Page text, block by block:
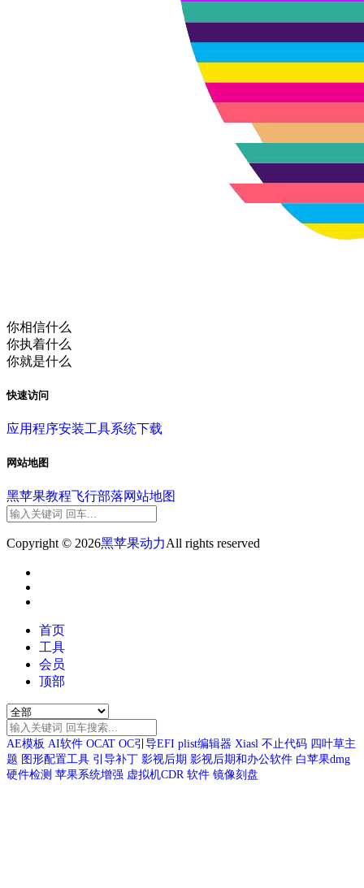
你相信什么
你执着什么
你就是什么
快速访问
应用程序安装工具系统下载
网站地图
黑苹果教程飞行部落网站地图
Copyright © 2026黑苹果动力All rights reserved
首页
工具
会员
顶部
AE模板 AI软件 OCAT OC引导EFI plist编辑器 Xiasl 不止代码 四叶草主
题 图形配置工具 引导补丁 影视后期 影视后期和办公软件 白苹果dmg
硬件检测 苹果系统增强 虚拟机CDR 软件 镜像刻盘